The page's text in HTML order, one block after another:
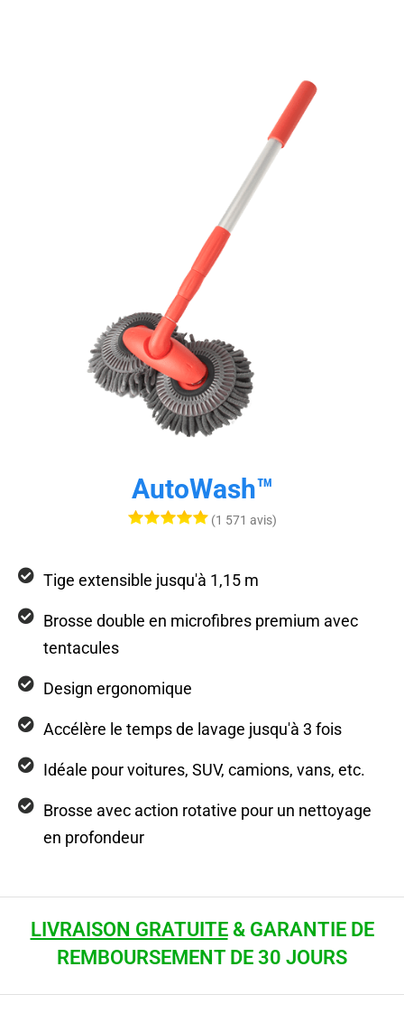
AutoWash™
(1 571 avis)
Tige extensible jusqu'à 1,15 m
Brosse double en microfibres premium avec
tentacules
Design ergonomique
Accélère le temps de lavage jusqu'à 3 fois
Idéale pour voitures, SUV, camions, vans, etc.
Brosse avec action rotative pour un nettoyage
en profondeur
LIVRAISON GRATUITE& GARANTIE DE
REMBOURSEMENT DE 30 JOURS